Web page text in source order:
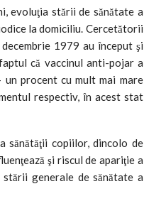
evoluţia stării de sănătate a
la domiciliu. Cercetătorii
1979 au început şi
că vaccinul anti-pojar a
procent cu mult mai mare
respectiv, în acest stat
sănătăţii copiilor, dincolo de
şi riscul de apariţie a
generale de sănătate a